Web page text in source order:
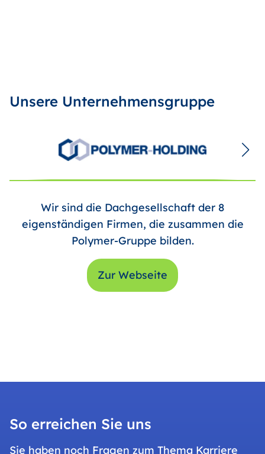
Unsere Unternehmensgruppe
Wir sind die Dachgesellschaft der 8
eigenständigen Firmen, die zusammen die
Polymer-Gruppe bilden.
Zur Webseite
So erreichen Sie uns
Sie haben noch Fragen zum Thema Karriere